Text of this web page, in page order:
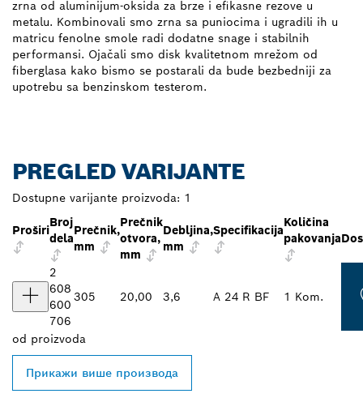
zrna od aluminijum-oksida za brze i efikasne rezove u
metalu. Kombinovali smo zrna sa puniocima i ugradili ih u
matricu fenolne smole radi dodatne snage i stabilnih
performansi. Ojačali smo disk kvalitetnom mrežom od
fiberglasa kako bismo se postarali da bude bezbedniji za
upotrebu sa benzinskom testerom.
PREGLED VARIJANTE
Dostupne varijante proizvoda: 1
Proširi
Broj
dela
Prečnik,
mm
Prečnik
otvora,
mm
Debljina,
mm
Specifikacija
Količina
pakovanja
2
608
600
706
305 20,00 3,6 A 24 R BF 1 Kom.
od proizvoda
Прикажи више производа